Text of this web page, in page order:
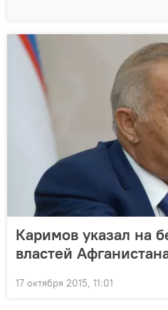
Каримов указал на
властей
17 октября 2015, 11:01